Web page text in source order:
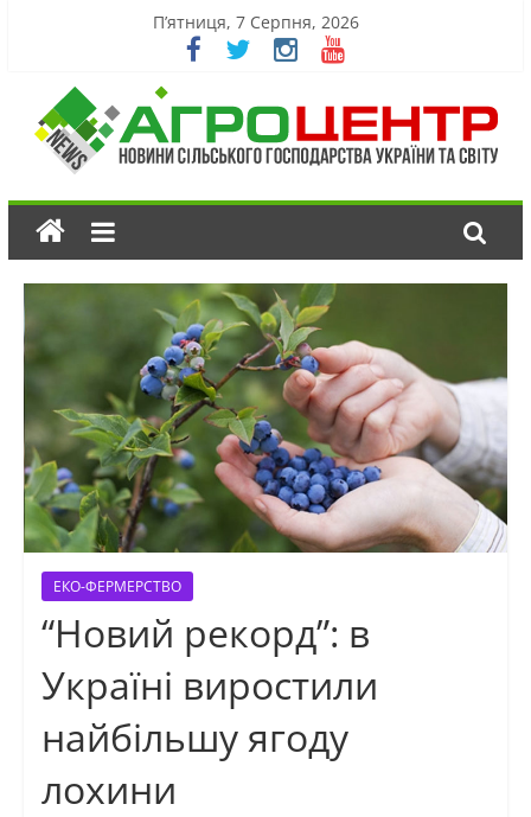
П’ятниця, 7 Серпня, 2026
ЕКО-ФЕРМЕРСТВО
“Новий рекорд”: в
Україні виростили
найбільшу ягоду
лохини